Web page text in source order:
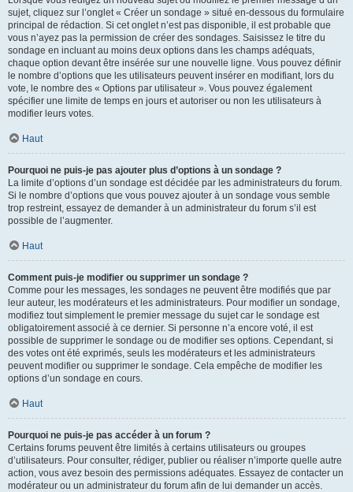
sujet, cliquez sur l’onglet « Créer un sondage » situé en-dessous du formulaire
principal de rédaction. Si cet onglet n’est pas disponible, il est probable que
vous n’ayez pas la permission de créer des sondages. Saisissez le titre du
sondage en incluant au moins deux options dans les champs adéquats,
chaque option devant être insérée sur une nouvelle ligne. Vous pouvez définir
le nombre d’options que les utilisateurs peuvent insérer en modifiant, lors du
vote, le nombre des « Options par utilisateur ». Vous pouvez également
spécifier une limite de temps en jours et autoriser ou non les utilisateurs à
modifier leurs votes.
Haut
Pourquoi ne puis-je pas ajouter plus d’options à un sondage ?
La limite d’options d’un sondage est décidée par les administrateurs du forum.
Si le nombre d’options que vous pouvez ajouter à un sondage vous semble
trop restreint, essayez de demander à un administrateur du forum s’il est
possible de l’augmenter.
Haut
Comment puis-je modifier ou supprimer un sondage ?
Comme pour les messages, les sondages ne peuvent être modifiés que par
leur auteur, les modérateurs et les administrateurs. Pour modifier un sondage,
modifiez tout simplement le premier message du sujet car le sondage est
obligatoirement associé à ce dernier. Si personne n’a encore voté, il est
possible de supprimer le sondage ou de modifier ses options. Cependant, si
des votes ont été exprimés, seuls les modérateurs et les administrateurs
peuvent modifier ou supprimer le sondage. Cela empêche de modifier les
options d’un sondage en cours.
Haut
Pourquoi ne puis-je pas accéder à un forum ?
Certains forums peuvent être limités à certains utilisateurs ou groupes
d’utilisateurs. Pour consulter, rédiger, publier ou réaliser n’importe quelle autre
action, vous avez besoin des permissions adéquates. Essayez de contacter un
modérateur ou un administrateur du forum afin de lui demander un accès.